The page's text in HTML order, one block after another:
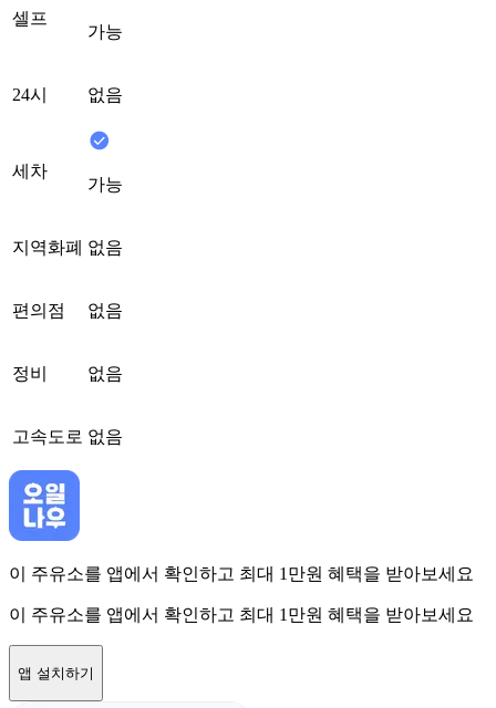
셀프
가능
24시 없음
세차
가능
지역화폐 없음
편의점 없음
정비 없음
고속도로 없음
이 주유소를 앱에서 확인하고 최대 1만원 혜택을 받아보세요
이 주유소를 앱에서 확인하고 최대 1만원 혜택을 받아보세요
앱 설치하기